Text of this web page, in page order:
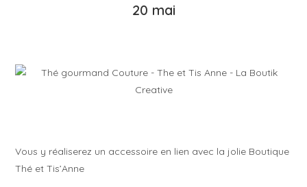
20 mai
Vous y réaliserez un accessoire en lien avec la jolie Boutique
Thé et Tis’Anne